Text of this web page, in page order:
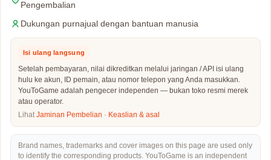
Pengembalian
Dukungan purnajual dengan bantuan manusia
Isi ulang langsung
Setelah pembayaran, nilai dikreditkan melalui jaringan / API isi ulang
hulu ke akun, ID pemain, atau nomor telepon yang Anda masukkan.
YouToGame adalah pengecer independen — bukan toko resmi merek
atau operator.
Lihat Jaminan Pembelian · Keaslian & asal
Brand names, trademarks and cover images on this page are used only
to identify the corresponding products. YouToGame is an independent